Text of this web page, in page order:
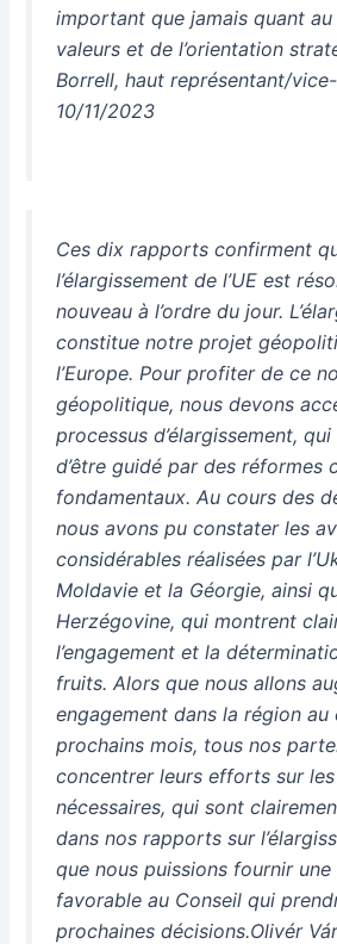
important que jamais quant
valeurs et de l’orientation
Borrell, haut représentant/
10/11/2023
Ces dix rapports confirment
l’élargissement de l’UE est
nouveau à l’ordre du jour.
constitue notre projet
l’Europe. Pour profiter de ce
géopolitique, nous devons
processus d’élargissement,
d’être guidé par des réformes
fondamentaux. Au cours des
nous avons pu constater les
considérables réalisées par
Moldavie et la Géorgie, ainsi
Herzégovine, qui montrent
l’engagement et la
fruits. Alors que nous allons
engagement dans la région au
prochains mois, tous nos
concentrer leurs efforts sur
nécessaires, qui sont
dans nos rapports sur
que nous puissions fournir
favorable au Conseil qui
prochaines décisions.Olivér